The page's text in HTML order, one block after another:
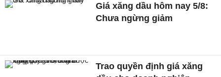
Giá xăng dầu hôm nay 5/8:
Chưa ngừng giảm
Trao quyền định giá xăng